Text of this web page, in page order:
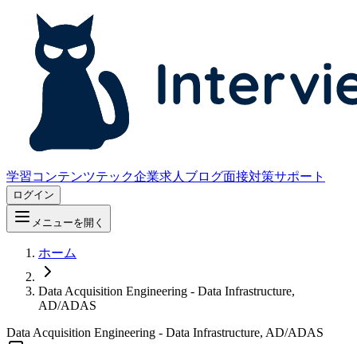
学習コンテンツテック企業求人 ブログ面接対策サポート
ログイン
メニューを開く
ホーム
Data Acquisition Engineering - Data Infrastructure,
AD/ADAS
Data Acquisition Engineering - Data Infrastructure, AD/ADAS